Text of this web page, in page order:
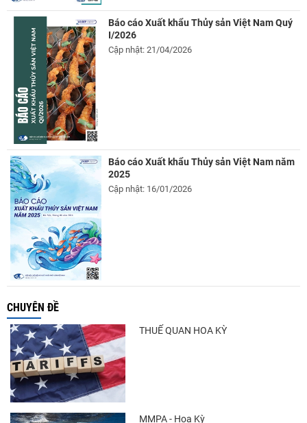
Báo cáo Xuất khẩu Thủy sản Việt Nam Quý
I/2026
Cập nhật: 21/04/2026
Báo cáo Xuất khẩu Thủy sản Việt Nam năm
2025
Cập nhật: 16/01/2026
CHUYÊN ĐỀ
THUẾ QUAN HOA KỲ
MMPA - Hoa Kỳ